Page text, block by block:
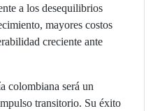
a los desequilibrios
mayores costos
creciente ante
colombiana será un
transitorio. Su éxito